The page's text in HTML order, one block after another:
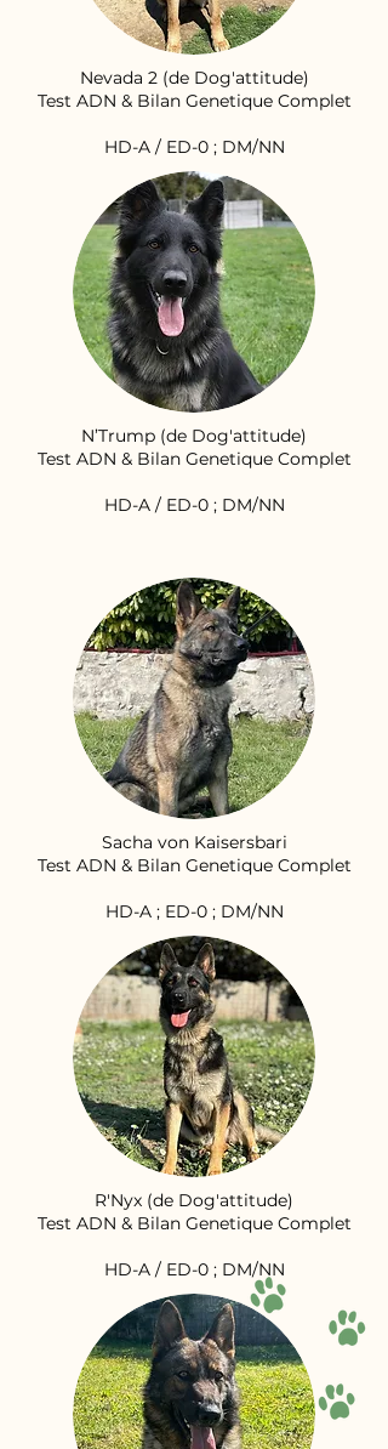
Nevada 2 (de Dog'attitude)
Test ADN & Bilan Genetique Complet
HD-A / ED-0 ; DM/NN
N’Trump (de Dog'attitude)
Test ADN & Bilan Genetique Complet
HD-A / ED-0 ; DM/NN
Sacha von Kaisersbari
Test ADN & Bilan Genetique Complet
HD-A ; ED-0 ; DM/NN
R'Nyx (de Dog'attitude)
Test ADN & Bilan Genetique Complet
HD-A / ED-0 ; DM/NN